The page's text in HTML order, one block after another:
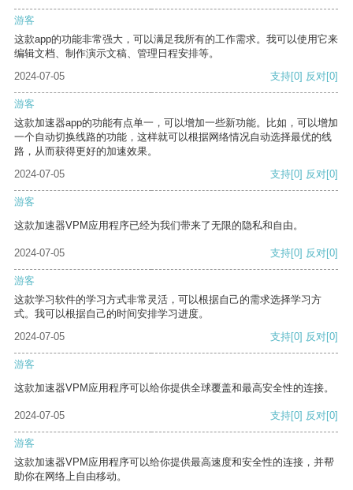
游客
这款app的功能非常强大，可以满足我所有的工作需求。我可以使用它来
编辑文档、制作演示文稿、管理日程安排等。
2024-07-05
支持[0] 反对[0]
游客
这款加速器app的功能有点单一，可以增加一些新功能。比如，可以增加
一个自动切换线路的功能，这样就可以根据网络情况自动选择最优的线
路，从而获得更好的加速效果。
2024-07-05
支持[0] 反对[0]
游客
这款加速器VPM应用程序已经为我们带来了无限的隐私和自由。
2024-07-05 支持[0] 反对[0]
游客
这款学习软件的学习方式非常灵活，可以根据自己的需求选择学习方
式。我可以根据自己的时间安排学习进度。
2024-07-05
支持[0] 反对[0]
游客
这款加速器VPM应用程序可以给你提供全球覆盖和最高安全性的连接。
2024-07-05 支持[0] 反对[0]
游客
这款加速器VPM应用程序可以给你提供最高速度和安全性的连接，并帮
助你在网络上自由移动。